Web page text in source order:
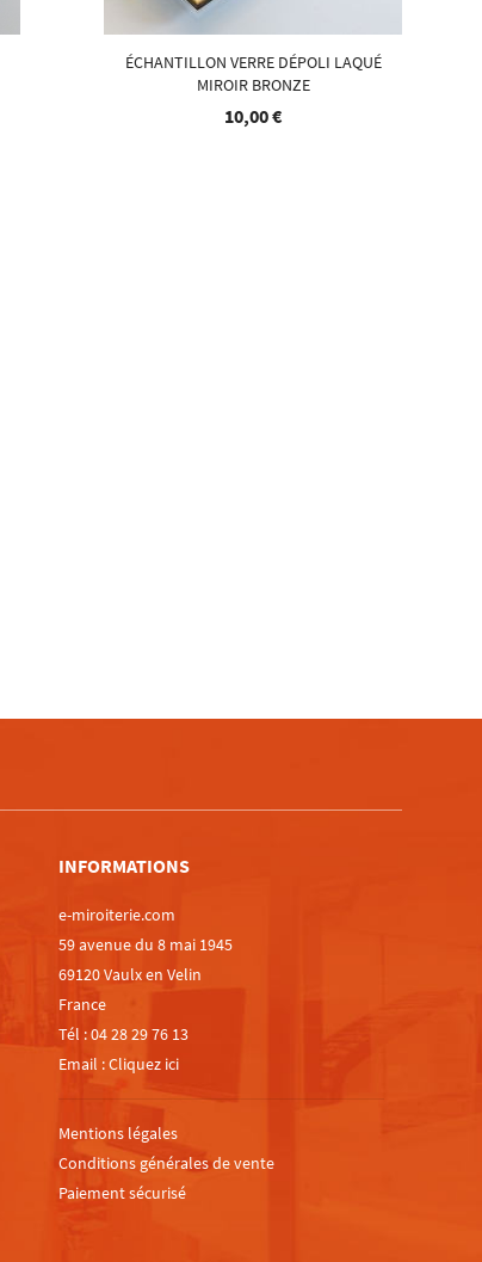
ÉCHANTILLON VERRE DÉPOLI LAQUÉ
MIROIR BRONZE
10,00 €
INFORMATIONS
e-miroiterie.com
59 avenue du 8 mai 1945
69120 Vaulx en Velin
France
Tél :04 28 29 76 13
Email :Cliquez ici
Mentions légales
Conditions générales de vente
Paiement sécurisé